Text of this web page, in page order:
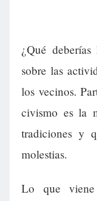
¿Qué
sobre las
los vecinos.
civismo es la
tradiciones y
molestias.
Lo que